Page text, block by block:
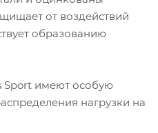
от воздействий
образованию
имеют особую
нагрузки на